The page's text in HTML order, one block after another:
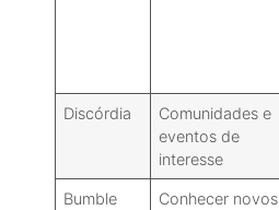
Discórdia
Comunidades e
eventos de
interesse
Bumble
Conhecer novos